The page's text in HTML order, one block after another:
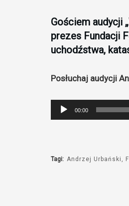
Gościem audycji
prezes Fundacji
uchodźstwa,
Posłuchaj audycji
Odtwarzacz
plików
00:00
Tagi: Andrzej Urbański